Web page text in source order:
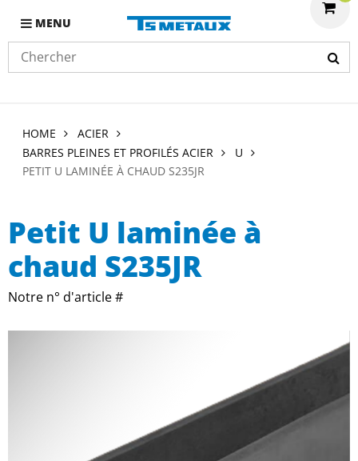
MENU
HOME
ACIER
BARRES PLEINES ET PROFILÉS ACIER
U
PETIT U LAMINÉE À CHAUD S235JR
Petit U laminée à
chaud S235JR
Notre n° d'article #